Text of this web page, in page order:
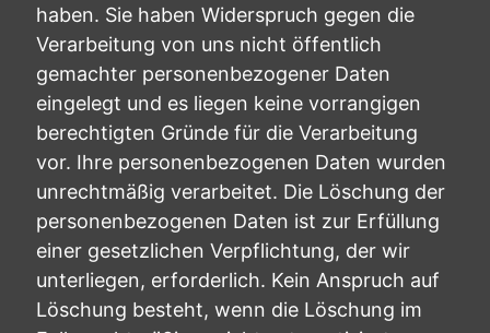
haben. Sie haben Widerspruch gegen die
Verarbeitung von uns nicht öffentlich
gemachter personenbezogener Daten
eingelegt und es liegen keine vorrangigen
berechtigten Gründe für die Verarbeitung
vor. Ihre personenbezogenen Daten wurden
unrechtmäßig verarbeitet. Die Löschung der
personenbezogenen Daten ist zur Erfüllung
einer gesetzlichen Verpflichtung, der wir
unterliegen, erforderlich. Kein Anspruch auf
Löschung besteht, wenn die Löschung im